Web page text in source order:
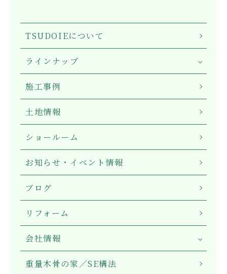
TSUDOIEについて
ラインナップ
施工事例
土地情報
ショールーム
お知らせ・イベント情報
ブログ
リフォーム
会社情報
重量木骨の家／SE構法